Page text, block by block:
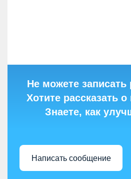
Не можете записать
Хотите рассказать
Знаете, как
Написать сообщение